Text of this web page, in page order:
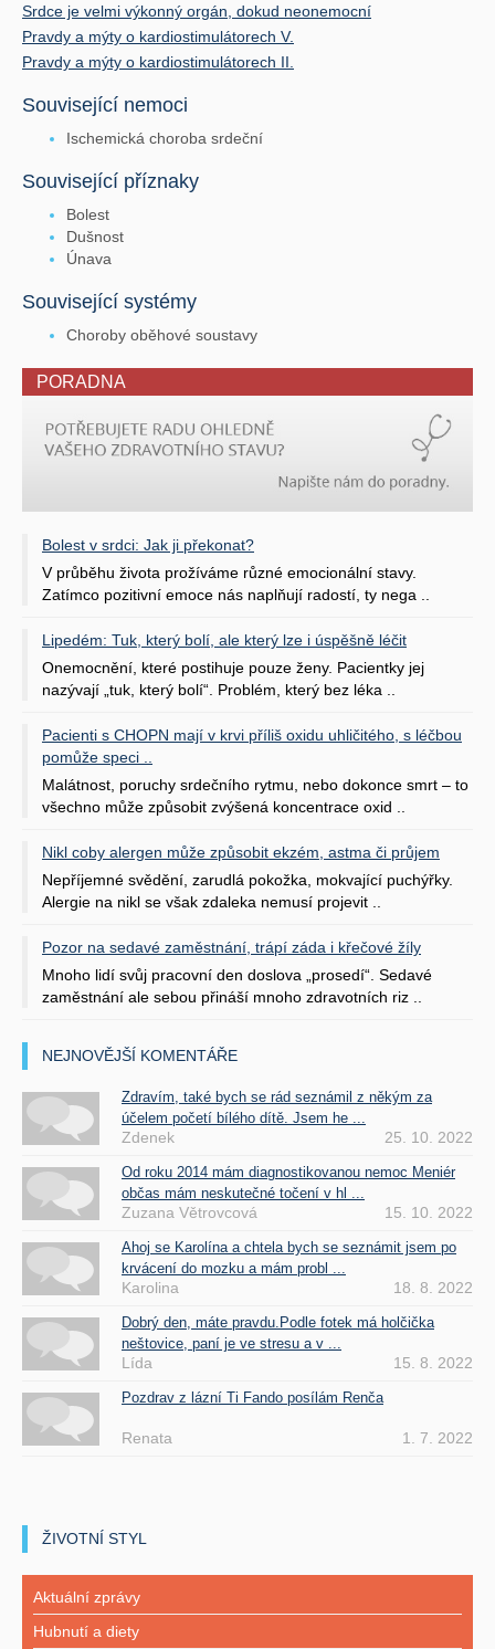
Srdce je velmi výkonný orgán, dokud neonemocní
Pravdy a mýty o kardiostimulátorech V.
Pravdy a mýty o kardiostimulátorech II.
Související nemoci
Ischemická choroba srdeční
Související příznaky
Bolest
Dušnost
Únava
Související systémy
Choroby oběhové soustavy
PORADNA
Bolest v srdci: Jak ji překonat?
V průběhu života prožíváme různé emocionální stavy.
Zatímco pozitivní emoce nás naplňují radostí, ty nega ..
Lipedém: Tuk, který bolí, ale který lze i úspěšně léčit
Onemocnění, které postihuje pouze ženy. Pacientky jej
nazývají „tuk, který bolí“. Problém, který bez léka ..
Pacienti s CHOPN mají v krvi příliš oxidu uhličitého, s léčbou
pomůže speci ..
Malátnost, poruchy srdečního rytmu, nebo dokonce smrt – to
všechno může způsobit zvýšená koncentrace oxid ..
Nikl coby alergen může způsobit ekzém, astma či průjem
Nepříjemné svědění, zarudlá pokožka, mokvající puchýřky.
Alergie na nikl se však zdaleka nemusí projevit ..
Pozor na sedavé zaměstnání, trápí záda i křečové žíly
Mnoho lidí svůj pracovní den doslova „prosedí“. Sedavé
zaměstnání ale sebou přináší mnoho zdravotních riz ..
NEJNOVĚJŠÍ KOMENTÁŘE
Zdravím, také bych se rád seznámil z někým za
účelem početí bílého dítě. Jsem he ...
Zdenek 25. 10. 2022
Od roku 2014 mám diagnostikovanou nemoc Meniér
občas mám neskutečné točení v hl ...
Zuzana Větrovcová 15. 10. 2022
Ahoj se Karolína a chtela bych se seznámit jsem po
krvácení do mozku a mám probl ...
Karolina 18. 8. 2022
Dobrý den, máte pravdu.Podle fotek má holčička
neštovice, paní je ve stresu a v ...
Lída 15. 8. 2022
Pozdrav z lázní Ti Fando posílám Renča
Renata 1. 7. 2022
ŽIVOTNÍ STYL
Aktuální zprávy
Hubnutí a diety